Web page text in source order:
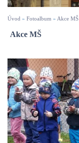
Úvod » Fotoalbum » Akce MŠ
Akce MŠ